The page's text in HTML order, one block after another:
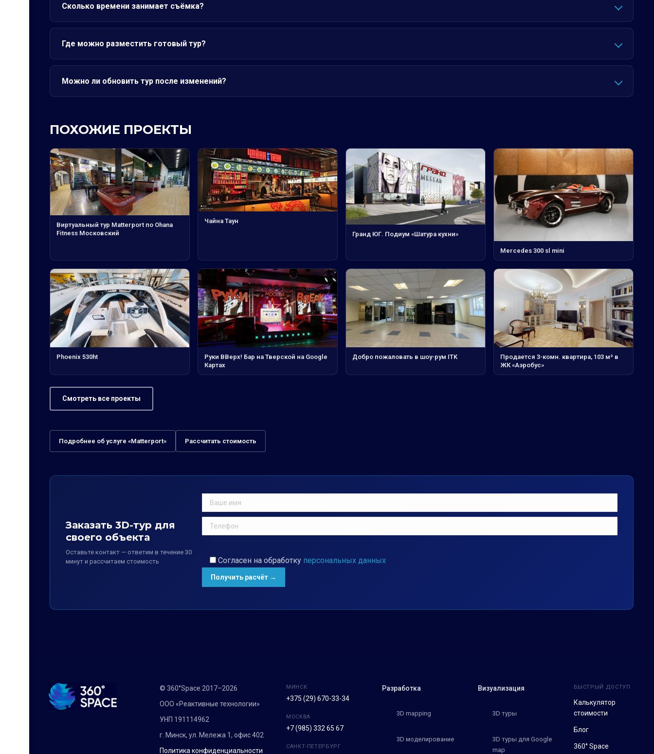
Сколько времени занимает съёмка?
Где можно разместить готовый тур?
Можно ли обновить тур после изменений?
ПОХОЖИЕ ПРОЕКТЫ
Виртуальный тур Matterport по Ohana
Fitness Московский
Чайна Таун
Гранд ЮГ. Подиум «Шатура кухни»
Mercedes 300 sl mini
Phoenix 530ht
Руки ВВерх! Бар на Тверской на Google
Картах
Добро пожаловать в шоу-рум ITK
Продается 3-комн. квартира, 103 м² в
ЖК «Аэробус»
Смотреть все проекты
Подробнее об услуге «Matterport» Рассчитать стоимость
Заказать 3D-тур для
своего объекта
Оставьте контакт — ответим в течение 30
минут и рассчитаем стоимость
Согласен на обработку персональных данных
© 360°Space 2017–2026
ООО «Реактивные технологии»
УНП 191114962
г. Минск, ул. Мележа 1, офис 402
Политика конфиденциальности
МИНСК
+375 (29) 670-33-34
МОСКВА
+7 (985) 332 65 67
САНКТ-ПЕТЕРБУРГ
Разработка
3D mapping
3D моделирование
Визуализация
3D туры
3D туры для Google
map
БЫСТРЫЙ ДОСТУП
Калькулятор
стоимости
Блог
360° Space